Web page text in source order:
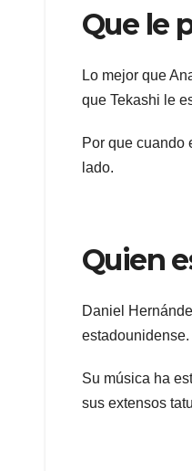
Que le
Lo mejor que
que Tekashi le
Por que cuando
lado.
Quien
Daniel
estadounidense.
Su música ha
sus extensos